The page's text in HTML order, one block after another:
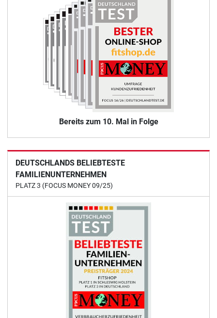
Bereits zum 10. Mal in Folge
DEUTSCHLANDS BELIEBTESTE
FAMILIENUNTERNEHMEN
PLATZ 3 (FOCUS MONEY 09/25)